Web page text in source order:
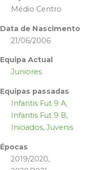
Médio Centro
Data de Nascimento
21/06/2006
Equipa Actual
Juniores
Equipas passadas
Infantis Fut 9 A,
Infantis Fut 9 B,
Iniciados,Juvenis
Épocas
2019/2020,